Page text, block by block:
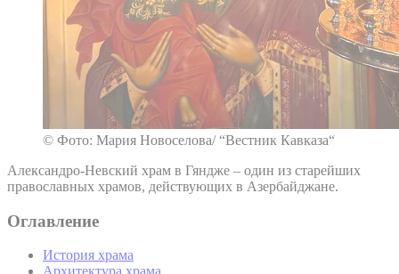
© Фото: Мария Новоселова/ “Вестник Кавказа“
Александро-Невский храм в Гяндже – один из старейших
православных храмов, действующих в Азербайджане.
Оглавление
История храма